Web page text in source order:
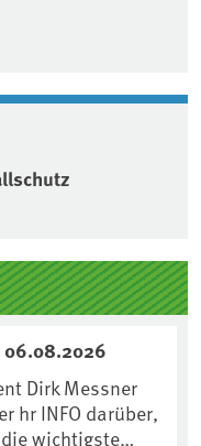
06.08.2026
Dirk Messner
hr INFO darüber,